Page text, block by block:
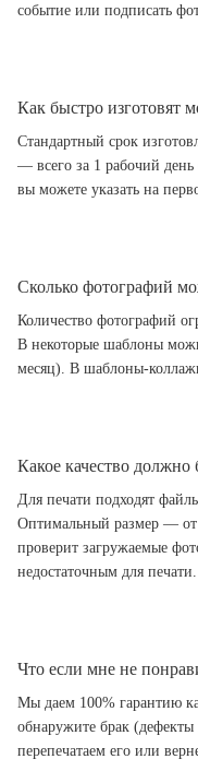
событие или подписать
Как быстро изготовят
Стандартный срок
— всего за 1 рабочий день
вы можете указать на
Сколько фотографий
Количество фотографий
В некоторые шаблоны
месяц). В шаблоны-
Какое качество
Для печати подходят
Оптимальный размер — от
проверит загружаемые
недостаточным для печати.
Что если мне не
Мы даем 100% гарантию
обнаружите брак
перепечатаем его или